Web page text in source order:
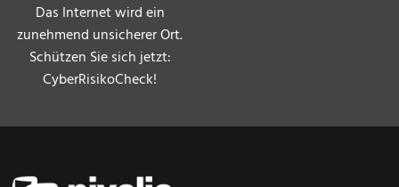
Das Internet wird ein
zunehmend unsicherer Ort.
Schützen Sie sich jetzt:
CyberRisikoCheck!